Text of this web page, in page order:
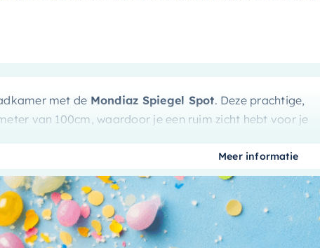
met de Mondiaz Spiegel Spot. Deze prachtige,
van 100cm, waardoor je een ruim zicht hebt voor je
kunt rekenen
onderscheidt, zijn de geïntegreerde spots. Deze zorgen
Meer informatie